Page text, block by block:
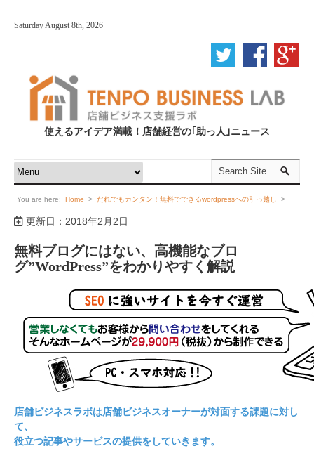
Saturday August 8th, 2026
使えるアイデア満載！店舗経営の｢助っ人｣ニュース
You are here: Home > だれでもカンタン！無料でできるwordpressへの引っ越し >
Current Article
更新日：2018年2月2日
無料ブログにはない、高機能なブロ
グ”WordPress”をわかりやすく解説
店舗ビジネスラボは店舗ビジネスオーナーが対面する課題に対し
て、
役立つ記事やサービスの提供をしていきます。